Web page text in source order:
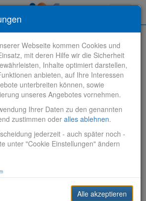
Stelle finden
Vertriebsbank
Produktionsbank
Sonstiges
Webseite kommen Cookies und
mit deren Hilfe wir die Sicherheit
Inhalte optimiert darstellen,
anbieten, auf Ihre Interessen
unterbreiten können, sowie
unseres Angebotes vornehmen.
Ihrer Daten zu den genannten
zustimmen oder alles ablehnen.
jederzeit - auch später noch -
unter "Cookie Einstellungen" ändern
Alle akzeptieren